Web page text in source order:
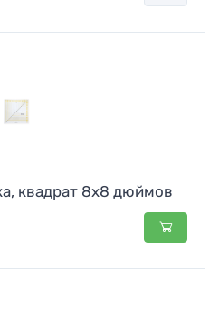
квадрат 8х8 дюймов